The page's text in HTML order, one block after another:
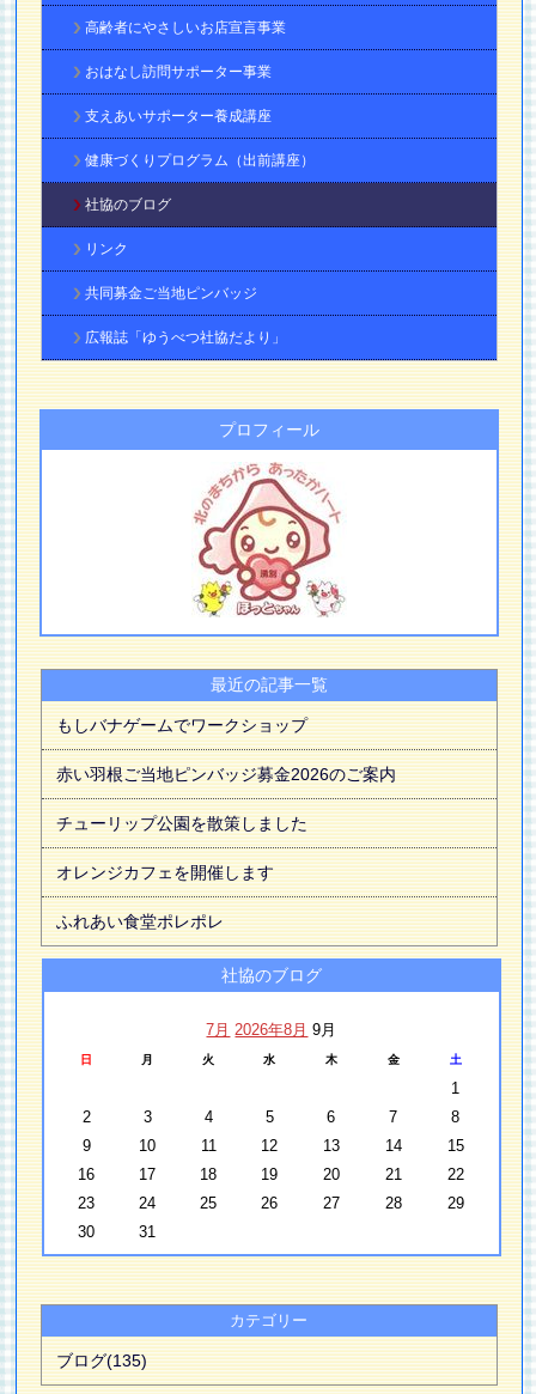
高齢者にやさしいお店宣言事業
おはなし訪問サポーター事業
支えあいサポーター養成講座
健康づくりプログラム（出前講座）
社協のブログ
リンク
共同募金ご当地ピンバッジ
広報誌「ゆうべつ社協だより」
プロフィール
最近の記事一覧
もしバナゲームでワークショップ
赤い羽根ご当地ピンバッジ募金2026のご案内
チューリップ公園を散策しました
オレンジカフェを開催します
ふれあい食堂ポレポレ
社協のブログ
7月 2026年8月 9月
日 月 火 水 木 金 土
1
2
3 4 5 6 7
8
9
10 11 12 13 14
15
16
17 18 19 20 21
22
23
24 25 26 27 28
29
30
31
カテゴリー
ブログ(135)